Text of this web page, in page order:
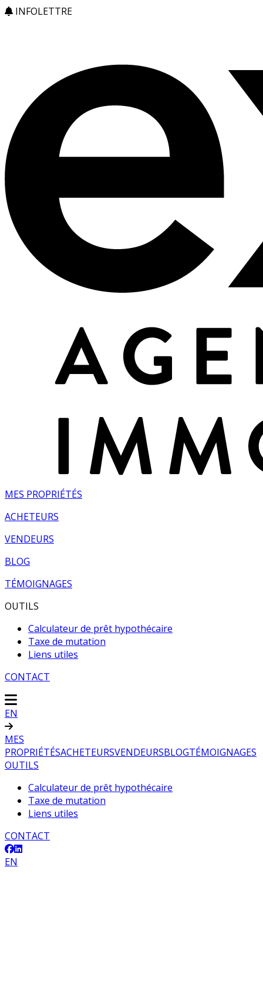
INFOLETTRE
MES PROPRIÉTÉS
ACHETEURS
VENDEURS
BLOG
TÉMOIGNAGES
OUTILS
Calculateur de prêt hypothécaire
Taxe de mutation
Liens utiles
CONTACT
EN
MES
PROPRIÉTÉSACHETEURSVENDEURSBLOGTÉMOIGNAGES
OUTILS
Calculateur de prêt hypothécaire
Taxe de mutation
Liens utiles
CONTACT
EN